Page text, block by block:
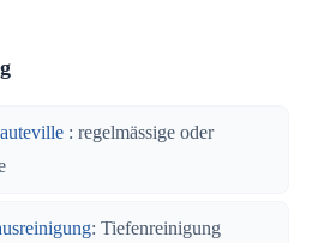
: regelmässige oder
: Tiefenreinigung